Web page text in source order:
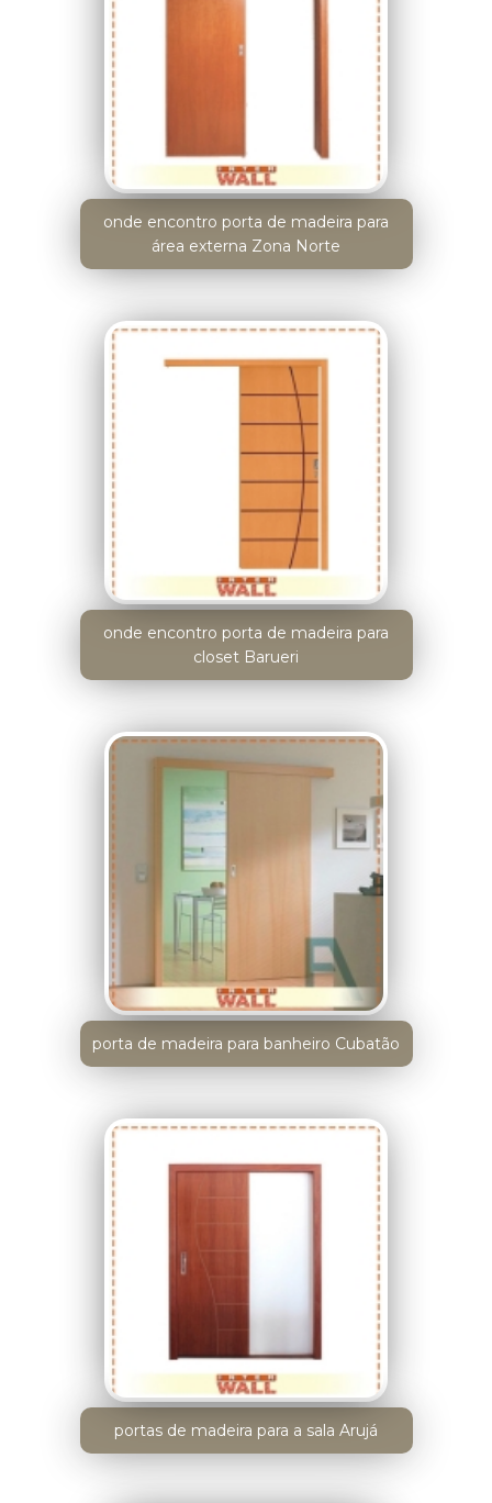
onde encontro porta de madeira para
área externa Zona Norte
onde encontro porta de madeira para
closet Barueri
porta de madeira para banheiro Cubatão
portas de madeira para a sala Arujá